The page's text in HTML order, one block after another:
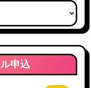
申込